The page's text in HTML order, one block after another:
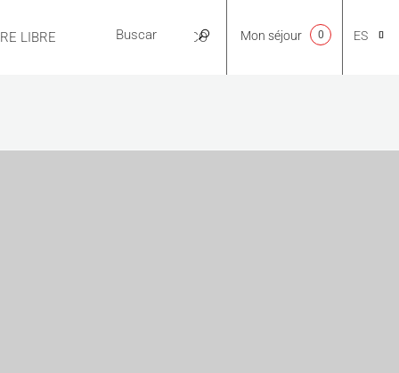
LIBRE PRÁCTICO ES
Mon séjour 0